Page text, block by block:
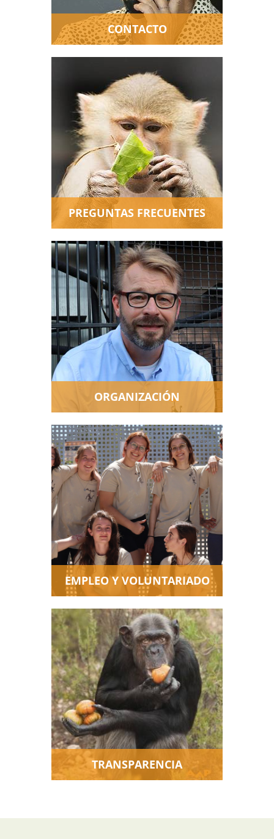
CONTACTO
Tienes dudas sobre AAP,
hemos hecho una recopilación
de las preguntas más
frecuentes que recibimos por
áreas temáticas.
PREGUNTAS FRECUENTES
¿Quieres profundizar en la
organización de AAP? ¿Saber
cual es nuestra historia y las
personas que trabajan aquí? Te
lo contamos todo.
ORGANIZACIÓN
Trabajar en AAP requiere de
gran variedad de
conocimientos y habilidades.
Aquí puedes ver las vacantes
de empleo, voluntariado y
prácticas. Todas con un
objetivo común: el bienestar de
los animales.
EMPLEO Y VOLUNTARIADO
¿Quieres información detallada
sobre el trabajo de AAP y
conocer los estándares de
calidad bajo los que
trabajamos? Aquí te lo
contamos.
TRANSPARENCIA